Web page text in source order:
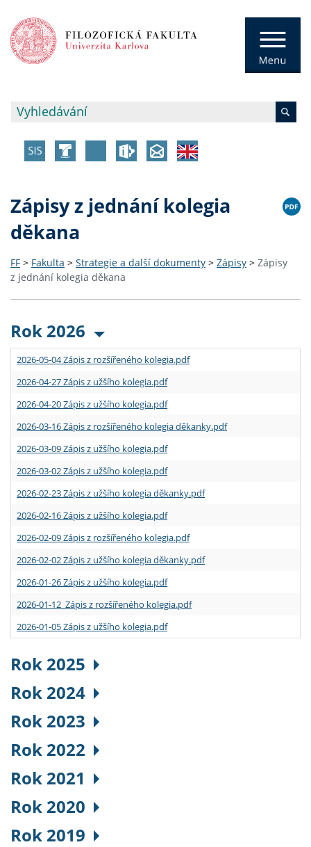
Zápisy z jednání kolegia
děkana
FF > Fakulta > Strategie a další dokumenty > Zápisy > Zápisy
z jednání kolegia děkana
Rok 2026
2026-05-04 Zápis z rozšířeného kolegia.pdf
2026-04-27 Zápis z užšího kolegia.pdf
2026-04-20 Zápis z užšího kolegia.pdf
2026-03-16 Zápis z rozšířeného kolegia děkanky.pdf
2026-03-09 Zápis z užšího kolegia.pdf
2026-03-02 Zápis z užšího kolegia.pdf
2026-02-23 Zápis z užšího kolegia děkanky.pdf
2026-02-16 Zápis z užšího kolegia.pdf
2026-02-09 Zápis z rozšířeného kolegia.pdf
2026-02-02 Zápis z užšího kolegia děkanky.pdf
2026-01-26 Zápis z užšího kolegia.pdf
2026-01-12 Zápis z rozšířeného kolegia.pdf
2026-01-05 Zápis z užšího kolegia.pdf
Rok 2025
Rok 2024
Rok 2023
Rok 2022
Rok 2021
Rok 2020
Rok 2019